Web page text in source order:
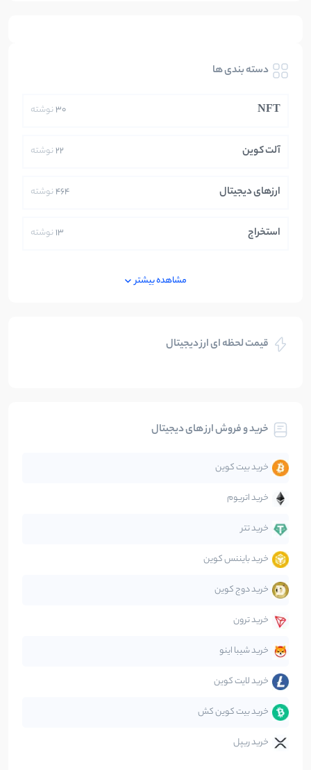
دسته بندی ها
NFT
30نوشته
آلت کوین 22نوشته
ارزهای دیجیتال 464نوشته
استخراج 13نوشته
بلاکچین
تحلیل
جهان
دیفای
صرافی‌ها
قانون‌گذاری
متاورس
مشاهده بیشتر
قیمت لحظه ای ارز دیجیتال
خرید و فروش ارز های دیجیتال
خرید بیت کوین
خرید اتریوم
خرید تتر
خرید بایننس کوین
خرید دوج کوین
خرید ترون
خرید شیبا اینو
خرید لایت کوین
خرید بیت کوین کش
خرید ریپل